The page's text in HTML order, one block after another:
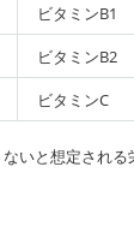
ビタミンB1
ビタミンB2
ビタミンC
いと想定される